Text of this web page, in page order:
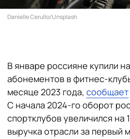
Danielle Cerullo/Unsplash
В январе россияне купили
абонементов в фитнес-
месяце 2023 года, сообщает
С начала 2024-го оборот
спортклубов увеличился на
выручка отрасли за первый